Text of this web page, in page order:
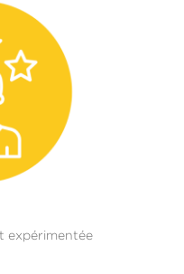
expérimentée